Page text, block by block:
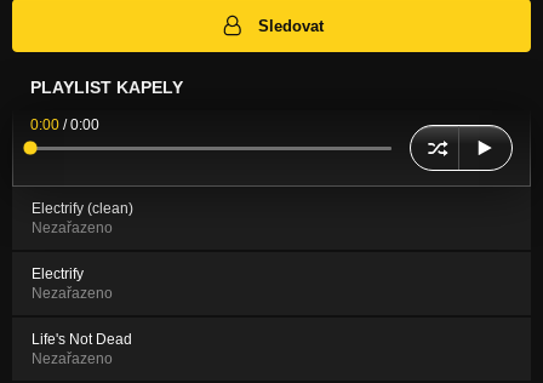
Sledovat
PLAYLIST KAPELY
0:00 /0:00
Electrify (clean)
Nezařazeno
Electrify
Nezařazeno
Life's Not Dead
Nezařazeno